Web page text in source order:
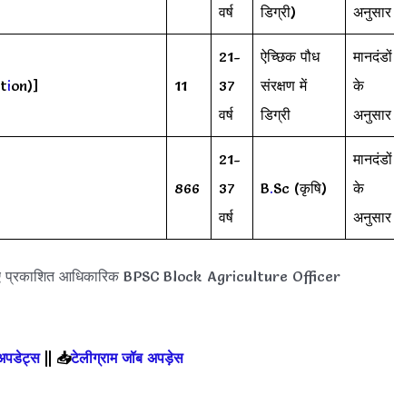
वर्ष
डिग्री)
अनुसार
ion)] 11
21-
37
वर्ष
ऐच्छिक पौध
संरक्षण में
डिग्री
मानदंडों
के
अनुसार
866
21-
37
वर्ष
B.Sc (कृषि)
मानदंडों
के
अनुसार
प्रकाशित आधिकारिक BPSC Block Agriculture Officer
|| 📥टेलीग्राम जॉब अपड़ेस